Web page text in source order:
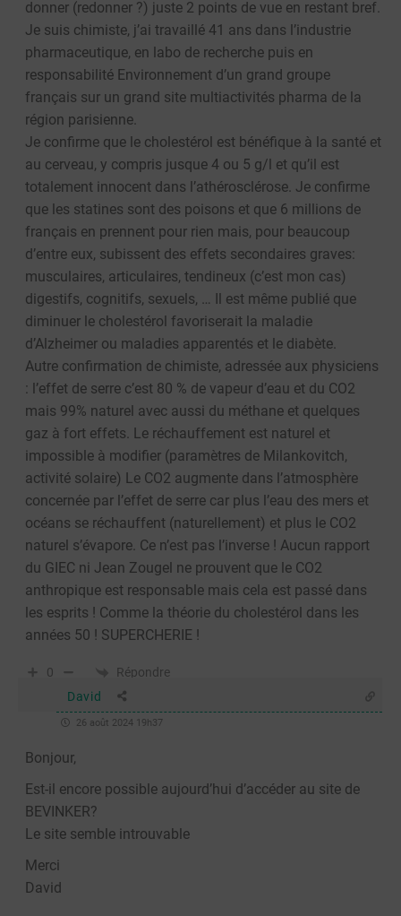
donner (redonner ?) juste 2 points de vue en restant bref.
Je suis chimiste, j’ai travaillé 41 ans dans l’industrie
pharmaceutique, en labo de recherche puis en
responsabilité Environnement d’un grand groupe
français sur un grand site multiactivités pharma de la
région parisienne.
Je confirme que le cholestérol est bénéfique à la santé et
au cerveau, y compris jusque 4 ou 5 g/l et qu’il est
totalement innocent dans l’athérosclérose. Je confirme
que les statines sont des poisons et que 6 millions de
français en prennent pour rien mais, pour beaucoup
d’entre eux, subissent des effets secondaires graves:
musculaires, articulaires, tendineux (c’est mon cas)
digestifs, cognitifs, sexuels, … Il est même publié que
diminuer le cholestérol favoriserait la maladie
d’Alzheimer ou maladies apparentés et le diabète.
Autre confirmation de chimiste, adressée aux physiciens
: l’effet de serre c’est 80 % de vapeur d’eau et du CO2
mais 99% naturel avec aussi du méthane et quelques
gaz à fort effets. Le réchauffement est naturel et
impossible à modifier (paramètres de Milankovitch,
activité solaire) Le CO2 augmente dans l’atmosphère
concernée par l’effet de serre car plus l’eau des mers et
océans se réchauffent (naturellement) et plus le CO2
naturel s’évapore. Ce n’est pas l’inverse ! Aucun rapport
du GIEC ni Jean Zougel ne prouvent que le CO2
anthropique est responsable mais cela est passé dans
les esprits ! Comme la théorie du cholestérol dans les
années 50 ! SUPERCHERIE !
0
Répondre
David
26 août 2024 19h37
Bonjour,
Est-il encore possible aujourd’hui d’accéder au site de
BEVINKER?
Le site semble introuvable
Merci
David